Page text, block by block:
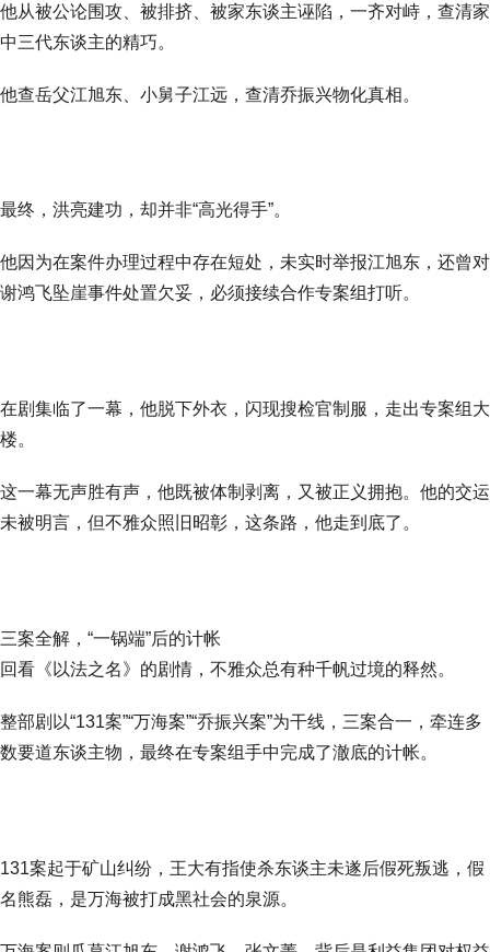
他从被公论围攻、被排挤、被家东谈主诬陷，一齐对峙，查清家
中三代东谈主的精巧。
他查岳父江旭东、小舅子江远，查清乔振兴物化真相。
最终，洪亮建功，却并非“高光得手”。
他因为在案件办理过程中存在短处，未实时举报江旭东，还曾对
谢鸿飞坠崖事件处置欠妥，必须接续合作专案组打听。
在剧集临了一幕，他脱下外衣，闪现搜检官制服，走出专案组大
楼。
这一幕无声胜有声，他既被体制剥离，又被正义拥抱。他的交运
未被明言，但不雅众照旧昭彰，这条路，他走到底了。
三案全解，“一锅端”后的计帐
回看《以法之名》的剧情，不雅众总有种千帆过境的释然。
整部剧以“131案”“万海案”“乔振兴案”为干线，三案合一，牵连多
数要道东谈主物，最终在专案组手中完成了澈底的计帐。
131案起于矿山纠纷，王大有指使杀东谈主未遂后假死叛逃，假
名熊磊，是万海被打成黑社会的泉源。